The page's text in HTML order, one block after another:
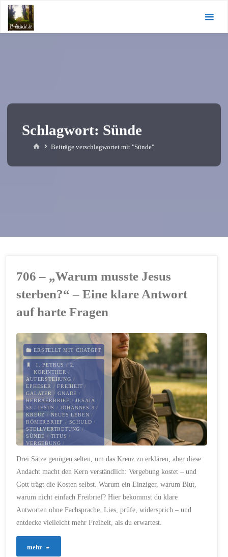
Zum
Inhalt
springen
Schlagwort: Sünde
StartBeiträge verschlagwortet mit "Sünde"
706 – „Warum musste Jesus
sterben?“ – Eine klare Antwort
auf harte Fragen
ERSTELLT MIT CHATGPT
1. PETRUS / 2.
KORINTHER /
AUFERSTEHUNG /
EPHESER /FREIHEIT /
GALATER
/GNADE /
HEBRÄERBRIEF /JESAJA
53 /JESUS / JOHANNES 3 /
KREUZ / NEUES LEBEN /
RÖMERBRIEF / SCHULD /
STELLVERTRETUNG /
SÜNDE / TITUS /
VERGEBUNG /
Drei Sätze genügen selten, um das Kreuz zu erklären, aber diese
Andacht macht den Kern verständlich: Vergebung kostet – und
Gott trägt die Kosten selbst. Warum ein Einziger, warum Blut,
warum nicht einfach Freibrief? Hier bekommst du klare
Antworten ohne Fachsprache. Lies, prüfe, widersprich – und
entdecke vielleicht mehr Freiheit, als du erwartest.
mehr